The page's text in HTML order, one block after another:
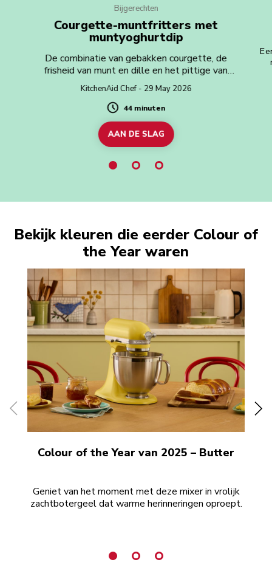
Bijgerechten
Courgette-muntfritters met
muntyoghurtdip
De combinatie van gebakken courgette, de
frisheid van munt en dille en het pittige van
citroen is moeilijk te weerstaan.
KitchenAid Chef - 29 May 2026
Duration
44 minuten
AAN DE SLAG
Bekijk kleuren die eerder Colour of
the Year waren
Colour of the Year van 2025 – Butter
Geniet van het moment met deze mixer in vrolijk
zachtbotergeel dat warme herinneringen oproept.